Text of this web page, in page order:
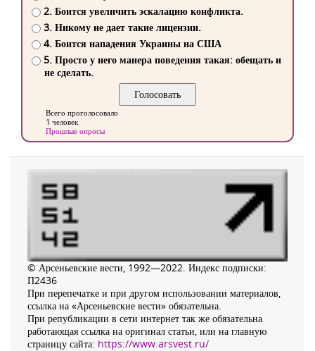
2. Боится увеличить эскалацию конфликта.
3. Никому не дает такие лицензии.
4. Боится нападения Украины на США
5. Просто у него манера поведения такая: обещать и
не сделать.
Всего проголосовало
1 человек
Прошлые опросы
© Арсеньевские вести, 1992—2022. Индекс подписки:
П2436
При перепечатке и при другом использовании материалов,
ссылка на «Арсеньевские вести» обязательна.
При републикации в сети интернет так же обязательна
работающая ссылка на оригинал статьи, или на главную
страницу сайта: https://www.arsvest.ru/